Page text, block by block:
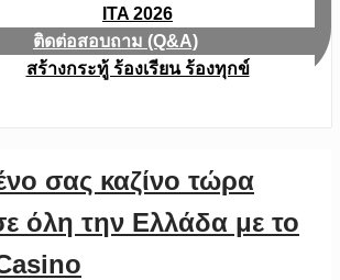
ITA 2026
ติดต่อสอบถาม (Q&A)
สร้างกระทู้ ร้องเรียน ร้องทุกข์
σας καζίνο τώρα
όλη την Ελλάδα με το